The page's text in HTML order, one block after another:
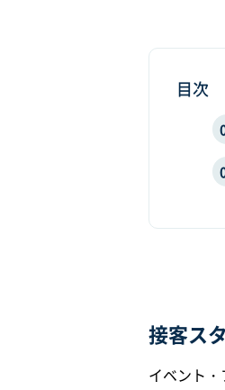
目次
接客ス
イベント